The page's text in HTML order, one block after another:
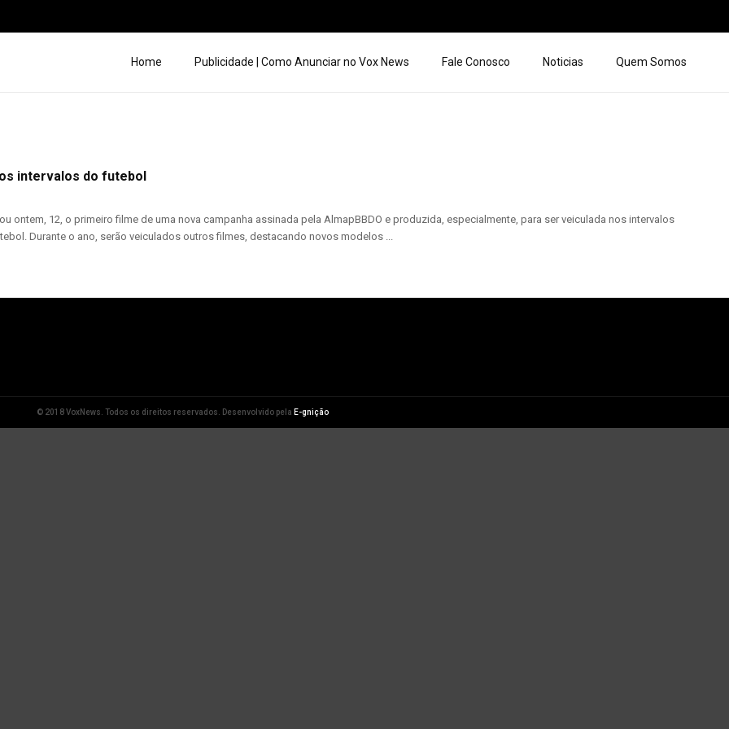
Home Publicidade | Como Anunciar no Vox News Fale Conosco Noticias Quem Somos
intervalos do futebol
ontem, 12, o primeiro filme de uma nova campanha assinada pela AlmapBBDO e produzida, especialmente, para ser veiculada nos intervalos
Durante o ano, serão veiculados outros filmes, destacando novos modelos ...
© 2018 VoxNews. Todos os direitos reservados. Desenvolvido pela E-gnição